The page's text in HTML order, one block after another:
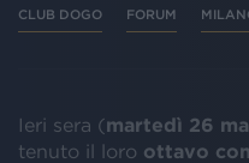
CLUB DOGO FORUM
Ieri sera (martedì 26
tenuto il loro ottavo